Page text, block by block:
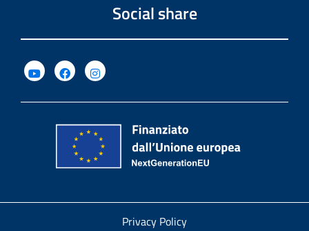
Social share
Privacy Policy